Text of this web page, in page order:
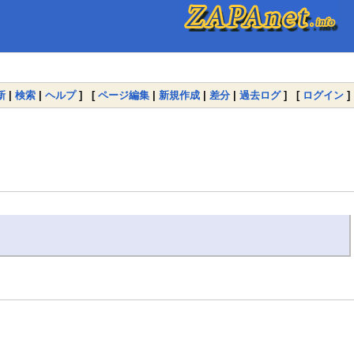
| 検索 | ヘルプ] [ ページ編集 | 新規作成 | 差分 | 過去ログ] [ ログイン ]